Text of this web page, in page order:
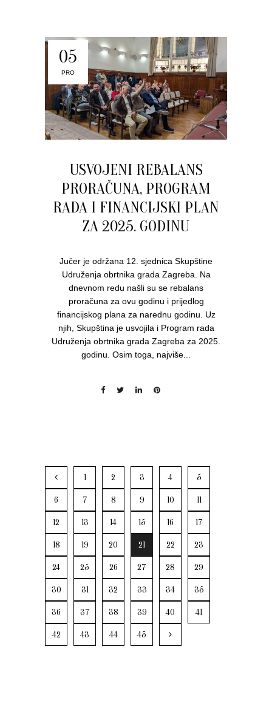
05
PRO
USVOJENI REBALANS
PRORAČUNA, PROGRAM
RADA I FINANCIJSKI PLAN
ZA 2025. GODINU
Jučer je održana 12. sjednica Skupštine
Udruženja obrtnika grada Zagreba. Na
dnevnom redu našli su se rebalans
proračuna za ovu godinu i prijedlog
financijskog plana za narednu godinu. Uz
njih, Skupština je usvojila i Program rada
Udruženja obrtnika grada Zagreba za 2025.
godinu. Osim toga, najviše...
1 2 3 4 5
6 7 8 9 10 11
12 13 14 15 16 17
18 19 20 21 22 23
24 25 26 27 28 29
30 31 32 33 34 35
36 37 38 39 40 41
42 43 44 45